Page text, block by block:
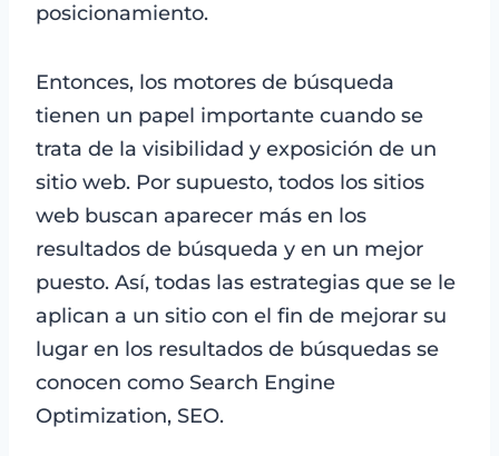
posicionamiento.
Entonces, los motores de búsqueda
tienen un papel importante cuando se
trata de la visibilidad y exposición de un
sitio web. Por supuesto, todos los sitios
web buscan aparecer más en los
resultados de búsqueda y en un mejor
puesto. Así, todas las estrategias que se le
aplican a un sitio con el fin de mejorar su
lugar en los resultados de búsquedas se
conocen como Search Engine
Optimization, SEO.